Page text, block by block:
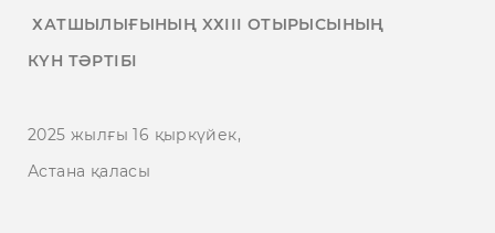
ХАТШЫЛЫҒЫНЫҢ XХІІІ ОТЫРЫСЫНЫҢ
КҮН ТӘРТІБІ
2025 жылғы 16 қыркүйек,
Астана қаласы